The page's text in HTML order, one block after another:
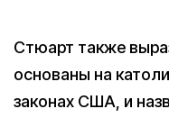
Стюарт также
основаны на
законах США, и